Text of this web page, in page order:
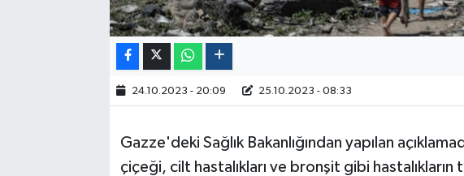
24.10.2023 - 20:09 25.10.2023 - 08:33
Gazze'deki Sağlık Bakanlığından yapılan
çiçeği, cilt hastalıkları ve bronşit gibi
2024 Seçim Sonuçları